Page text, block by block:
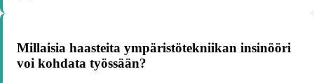
Millaisia haasteita ympäristötekniikan insinööri
voi kohdata työssään?